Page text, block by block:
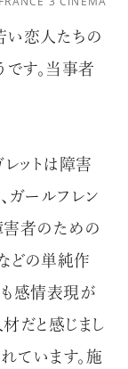
い恋人たちの
です。当事者
レットは障害
ガールフレン
害者のための
どの単純作
も感情表現が
だと感じまし
ています。施